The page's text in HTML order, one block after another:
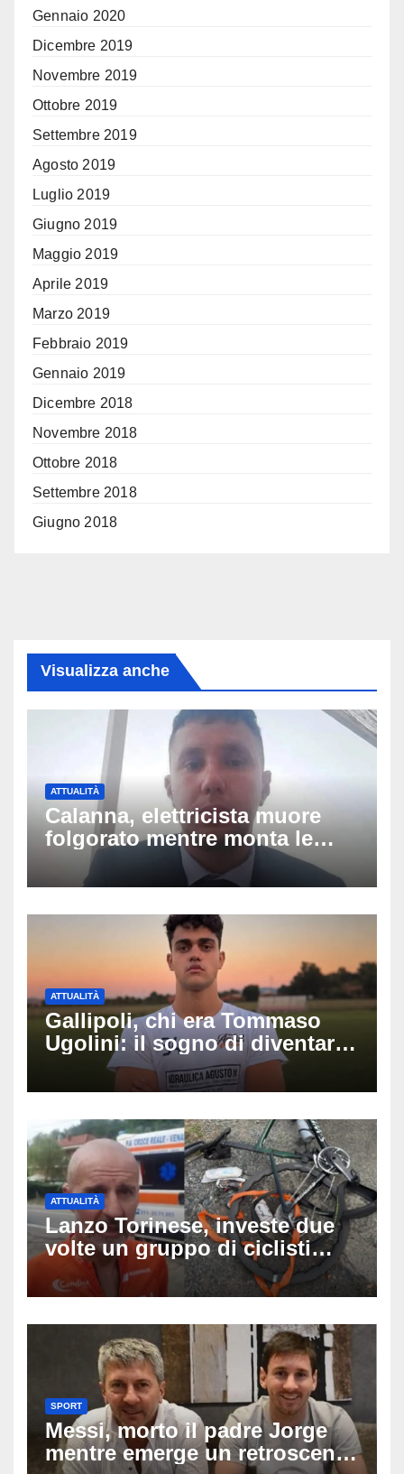
Gennaio 2020
Dicembre 2019
Novembre 2019
Ottobre 2019
Settembre 2019
Agosto 2019
Luglio 2019
Giugno 2019
Maggio 2019
Aprile 2019
Marzo 2019
Febbraio 2019
Gennaio 2019
Dicembre 2018
Novembre 2018
Ottobre 2018
Settembre 2018
Giugno 2018
Visualizza anche
ATTUALITÀ
Calanna, elettricista muore
folgorato mentre monta le
luminarie della festa: chi era
Fabio Calabrò e cosa è
ATTUALITÀ
Gallipoli, chi era Tommaso
Ugolini: il sogno di diventare
medico e la fascia da
capitano, il dolore di Bologna
ATTUALITÀ
Lanzo Torinese, investe due
volte un gruppo di ciclisti
dopo una lite: arrestato
73enne, il racconto choc di un
SPORT
Messi, morto il padre Jorge
mentre emerge un retroscena